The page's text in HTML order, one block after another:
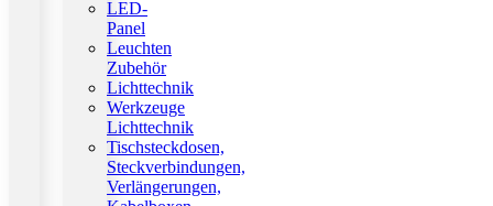
LED-
Panel
Leuchten
Zubehör
Lichttechnik
Werkzeuge
Lichttechnik
Tischsteckdosen,
Steckverbindungen,
Verlängerungen,